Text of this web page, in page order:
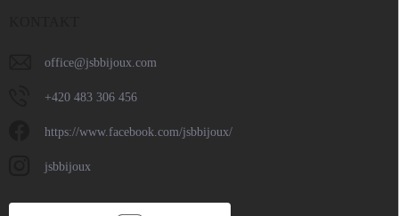
office@jsbbijoux.com
+420 483 306 456
https://www.facebook.com/jsbbijoux/
jsbbijoux